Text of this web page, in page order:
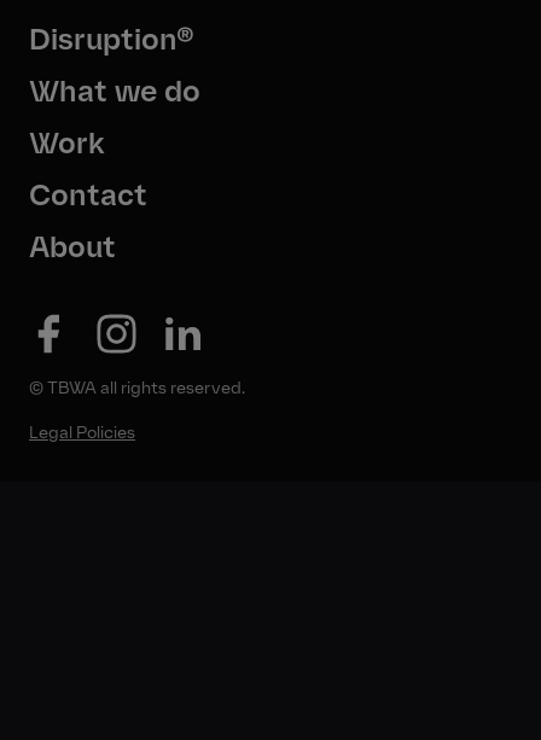
© TBWA all rights reserved.
Legal Policies
Disruption®
What we do
Work
Contact
About